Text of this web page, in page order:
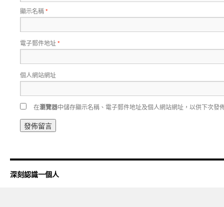
顯示名稱*
電子郵件地址*
個人網站網址
在瀏覽器中儲存顯示名稱、電子郵件地址及個人網站網址，以供下次發
深刻認識一個人